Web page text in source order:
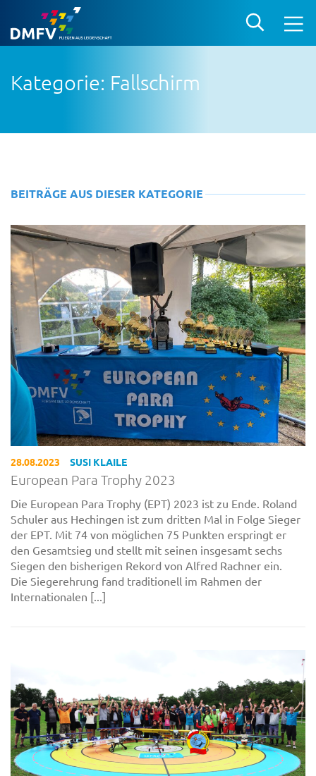
Kategorie: Fallschirm
BEITRÄGE AUS DIESER KATEGORIE
28.08.2023 SUSI KLAILE
European Para Trophy 2023
Die European Para Trophy (EPT) 2023 ist zu Ende. Roland
Schuler aus Hechingen ist zum dritten Mal in Folge Sieger
der EPT. Mit 74 von möglichen 75 Punkten erspringt er
den Gesamtsieg und stellt mit seinen insgesamt sechs
Siegen den bisherigen Rekord von Alfred Rachner ein.
Die Siegerehrung fand traditionell im Rahmen der
Internationalen [...]